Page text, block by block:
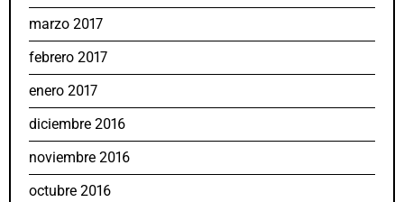
marzo 2017
febrero 2017
enero 2017
diciembre 2016
noviembre 2016
octubre 2016